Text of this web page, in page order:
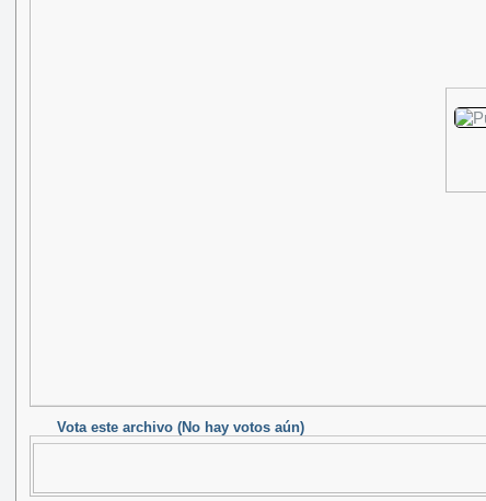
Vota este archivo(No hay votos aún)